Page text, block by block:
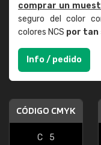
comprar un
seguro del color
colores NCS por tan
Info / pedido
CÓDIGO CMYK
C
5